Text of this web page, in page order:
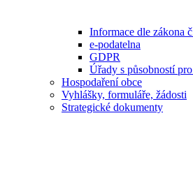
Informace dle zákona
e-podatelna
GDPR
Úřady s působností
Hospodaření obce
Vyhlášky, formuláře, žádosti
Strategické dokumenty